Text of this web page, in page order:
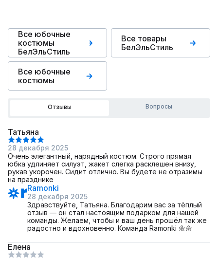
Все юбочные
костюмы
БелЭльСтиль
Все товары
БелЭльСтиль
Все юбочные
костюмы
Отзывы Вопросы
Татьяна
28 декабря 2025
Очень элегантный, нарядный костюм. Строго прямая
юбка удлиняет силуэт, жакет слегка расклешен внизу,
рукав укорочен. Сидит отлично. Вы будете не отразимы
на празднике
Ramonki
28 декабря 2025
Здравствуйте, Татьяна. Благодарим вас за тёплый
отзыв — он стал настоящим подарком для нашей
команды. Желаем, чтобы и ваш день прошёл так же
радостно и вдохновенно. Команда Ramonki 🌼🌼
Елена